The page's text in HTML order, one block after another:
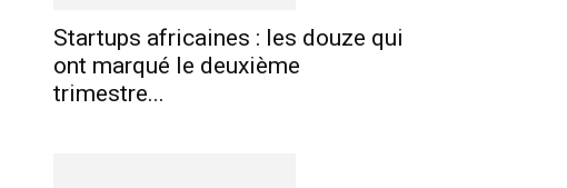
Startups africaines : les douze qui
ont marqué le deuxième
trimestre...